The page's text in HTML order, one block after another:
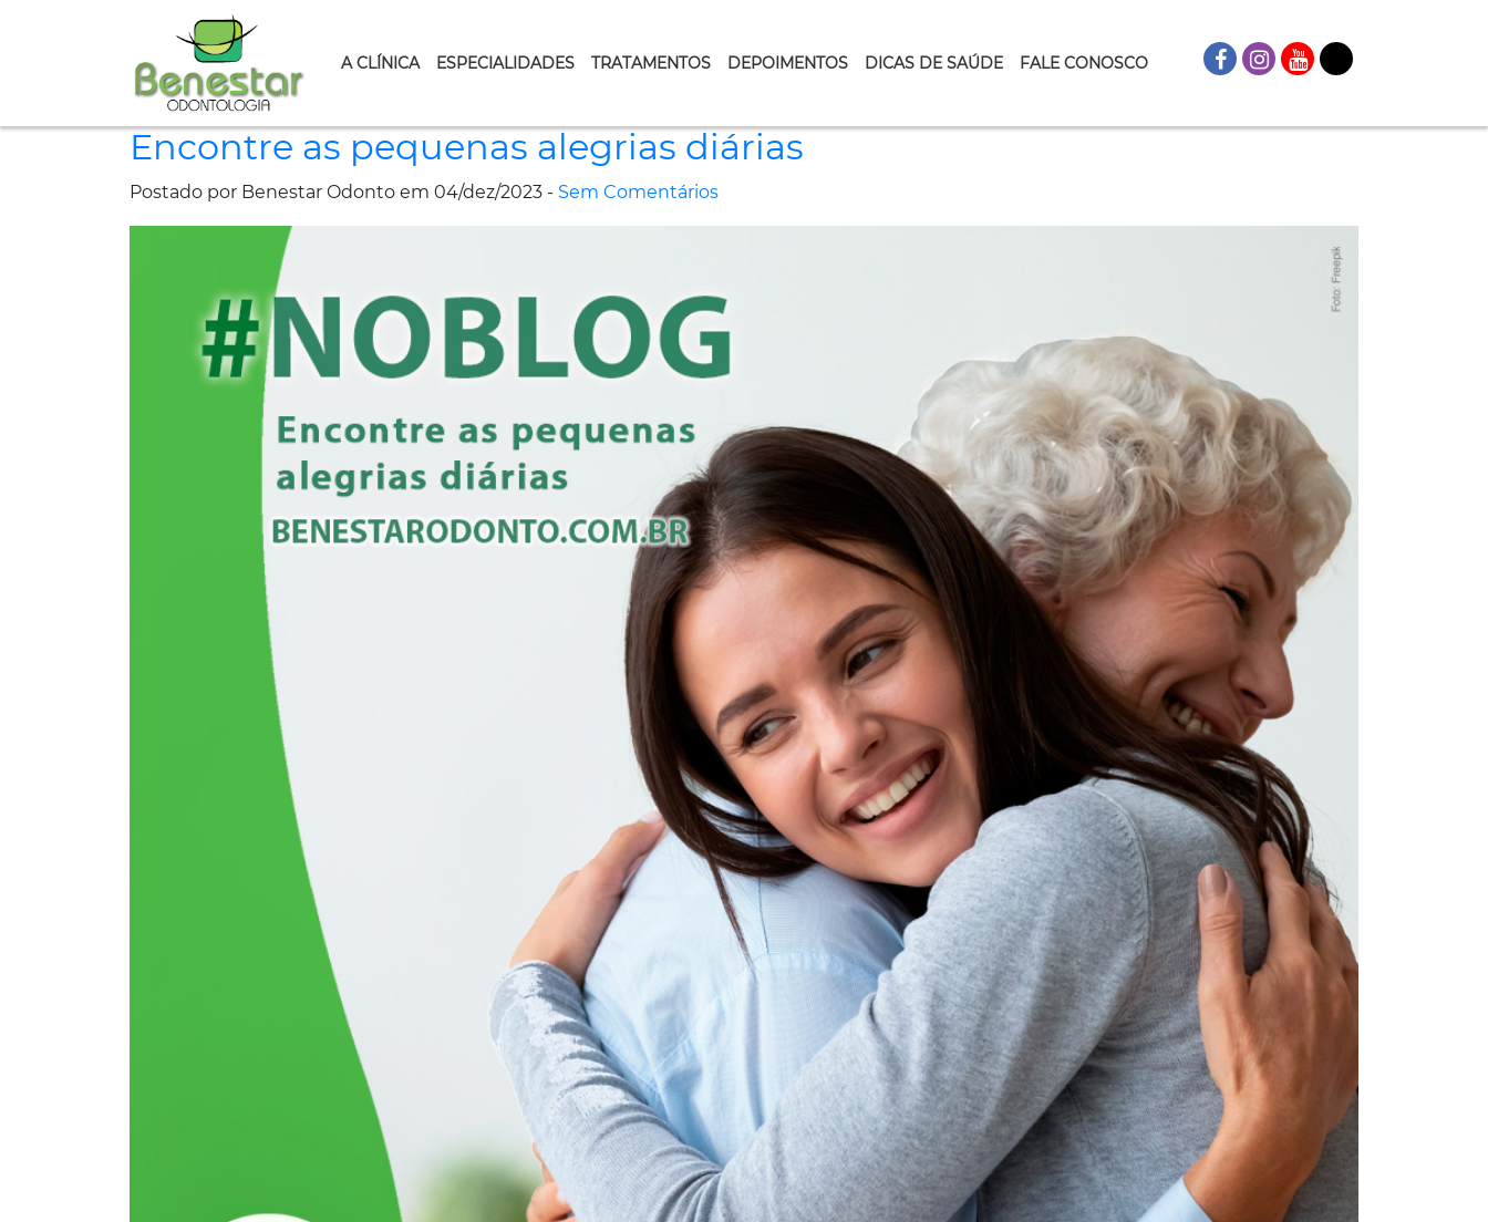
A CLÍNICA ESPECIALIDADES TRATAMENTOS DEPOIMENTOS DICAS DE SAÚDE FALE CONOSCO
Encontre as pequenas alegrias diárias
Postado por Benestar Odonto em 04/dez/2023 - Sem Comentários